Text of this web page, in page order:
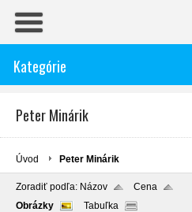
Kategórie
Peter Minárik
Úvod Peter Minárik
Zoradiť podľa: Názov
Cena
Obrázky
Tabuľka